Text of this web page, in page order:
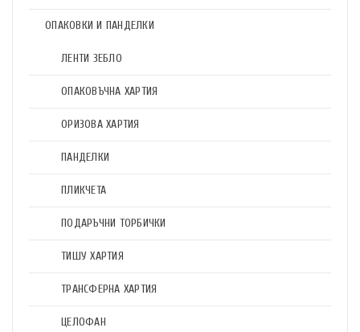
ОПАКОВКИ И ПАНДЕЛКИ
ЛЕНТИ ЗЕБЛО
ОПАКОВЪЧНА ХАРТИЯ
ОРИЗОВА ХАРТИЯ
ПАНДЕЛКИ
ПЛИКЧЕТА
ПОДАРЪЧНИ ТОРБИЧКИ
ТИШУ ХАРТИЯ
ТРАНСФЕРНА ХАРТИЯ
ЦЕЛОФАН